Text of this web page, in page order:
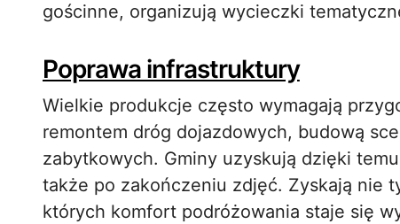
gościnne, organizują wycieczki
Poprawa infrastruktury
Wielkie produkcje często wymagają
remontem dróg dojazdowych, budową
zabytkowych. Gminy uzyskują dzięki
także po zakończeniu zdjęć. Zyskają nie
których komfort podróżowania staje się